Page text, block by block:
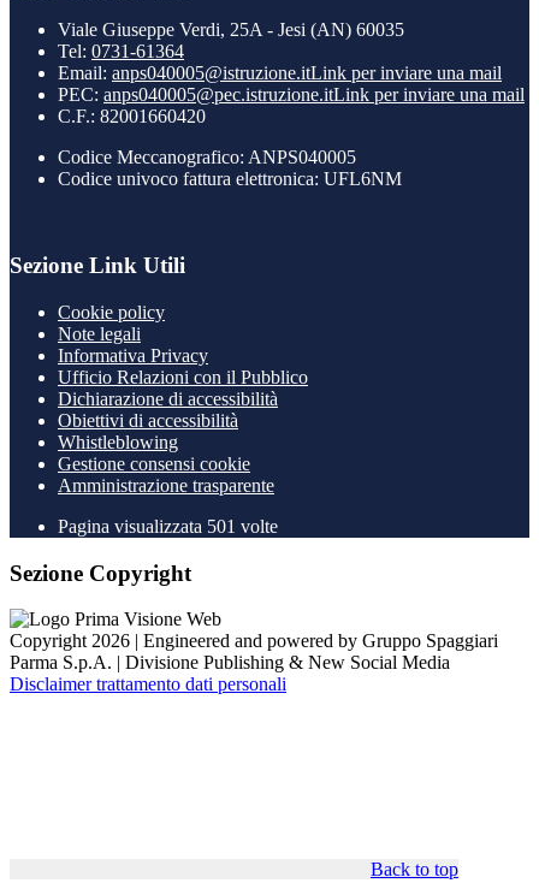
Viale Giuseppe Verdi, 25A - Jesi (AN) 60035
Tel: 0731-61364
Email: anps040005@istruzione.itLink per inviare una mail
PEC: anps040005@pec.istruzione.itLink per inviare una mail
C.F.: 82001660420
Codice Meccanografico: ANPS040005
Codice univoco fattura elettronica: UFL6NM
Sezione Link Utili
Cookie policy
Note legali
Informativa Privacy
Ufficio Relazioni con il Pubblico
Dichiarazione di accessibilità
Obiettivi di accessibilità
Whistleblowing
Gestione consensi cookie
Amministrazione trasparente
Pagina visualizzata 501 volte
Sezione Copyright
Copyright 2026 | Engineered and powered by Gruppo Spaggiari
Parma S.p.A. | Divisione Publishing & New Social Media
Disclaimer trattamento dati personali
Back to top